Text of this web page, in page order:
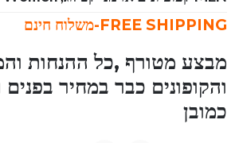
FREE SHIPPING-משלוח חינם
מבצע מטורף ,כל ההנחות
והקופונים כבר במחיר
כמובן